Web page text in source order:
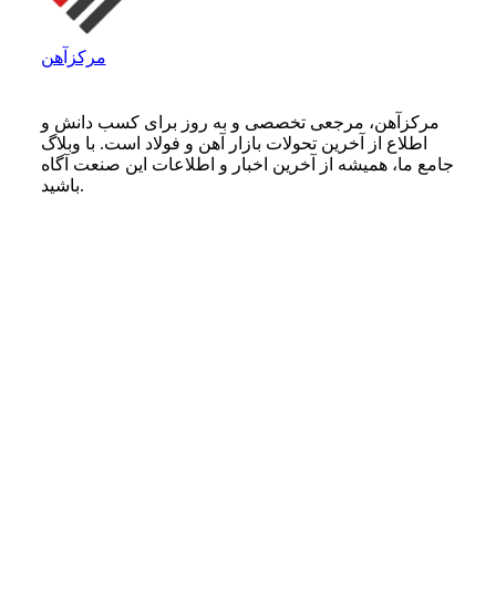
مرکزآهن
مرکزآهن، مرجعی تخصصی و به روز برای کسب دانش و
اطلاع از آخرین تحولات بازار آهن و فولاد است. با وبلاگ
جامع ما، همیشه از آخرین اخبار و اطلاعات این صنعت آگاه
باشید.